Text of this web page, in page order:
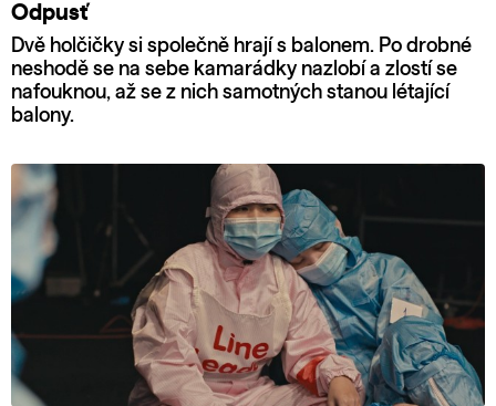
Odpusť
Dvě holčičky si společně hrají s balonem. Po drobné
neshodě se na sebe kamarádky nazlobí a zlostí se
nafouknou, až se z nich samotných stanou létající
balony.